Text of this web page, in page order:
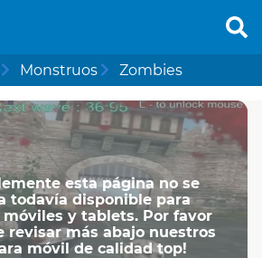
Monstruos Zombies
esta página no se
todavía disponible para
y tablets. Por favor
revisar más abajo nuestros
móvil de calidad top!